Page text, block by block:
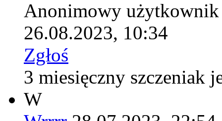
Anonimowy użytkownik
26.08.2023, 10:34
Zgłoś
3 miesięczny szczeniak
W